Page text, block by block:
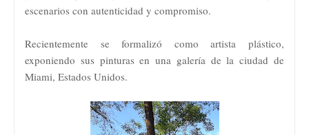
escenarios con autenticidad y compromiso.
Recientemente se formalizó como artista plástico,
exponiendo sus pinturas en una galería de la ciudad de
Miami, Estados Unidos.